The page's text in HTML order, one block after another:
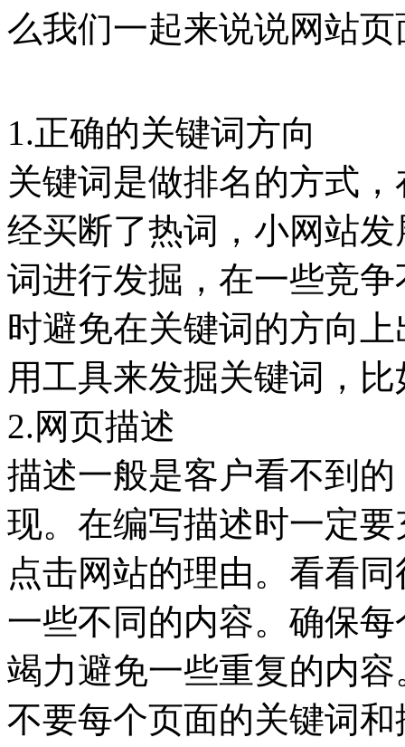
么我们一起来说说网站
1.正确的关键词方向
关键词是做排名的方式
经买断了热词，小网站
词进行发掘，在一些竞
时避免在关键词的方向
用工具来发掘关键词，
2.网页描述
描述一般是客户看不到
现。在编写描述时一定
点击网站的理由。看看
一些不同的内容。确保
竭力避免一些重复的内容
不要每个页面的关键词